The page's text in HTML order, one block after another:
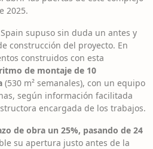
2025.
supuso sin duda un antes y
construcción del proyecto. En
construidos con esta
de montaje de 10
(530 m² semanales), con un equipo
según información facilitada
encargada de los trabajos.
de obra un 25%, pasando de 24
su apertura justo antes de la